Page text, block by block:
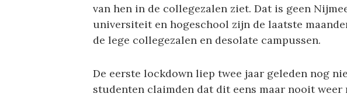
van hen in de collegezalen ziet. Dat is geen
universiteit en hogeschool zijn de laatste
de lege collegezalen en desolate campussen.
De eerste lockdown liep twee jaar geleden nog
studenten claimden dat dit eens maar nooit